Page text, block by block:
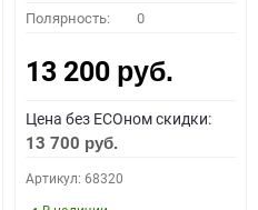
Полярность: 0
13 200 руб.
Цена без ECOном скидки:
13 700 руб.
Артикул: 68320